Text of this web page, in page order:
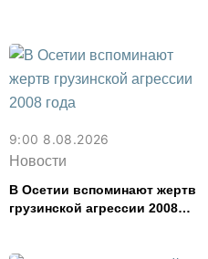
9:00 8.08.2026
Новости
В Осетии вспоминают жертв
грузинской агрессии 2008